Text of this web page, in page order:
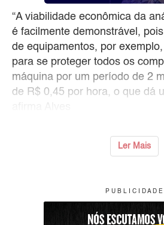
“A viabilidade econômica da
é facilmente demonstrável,
de equipamentos, por
para se proteger todos os
máquina por um período de 2
de R$ 0,45 por hora, o que dá
Ler Mais
P U B L I C I D A D E